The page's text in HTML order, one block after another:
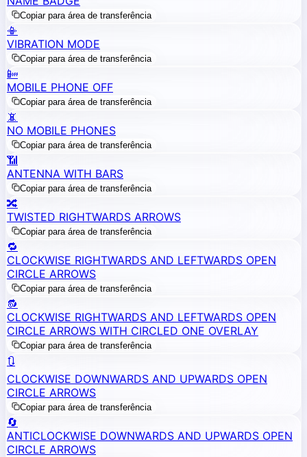
Copiar para área de transferência
📳
VIBRATION MODE
Copiar para área de transferência
📴
MOBILE PHONE OFF
Copiar para área de transferência
📵
NO MOBILE PHONES
Copiar para área de transferência
📶
ANTENNA WITH BARS
Copiar para área de transferência
🔀
TWISTED RIGHTWARDS ARROWS
Copiar para área de transferência
🔁
CLOCKWISE RIGHTWARDS AND LEFTWARDS OPEN
CIRCLE ARROWS
Copiar para área de transferência
🔂
CLOCKWISE RIGHTWARDS AND LEFTWARDS OPEN
CIRCLE ARROWS WITH CIRCLED ONE OVERLAY
Copiar para área de transferência
🔃
CLOCKWISE DOWNWARDS AND UPWARDS OPEN
CIRCLE ARROWS
Copiar para área de transferência
🔄
ANTICLOCKWISE DOWNWARDS AND UPWARDS OPEN
CIRCLE ARROWS